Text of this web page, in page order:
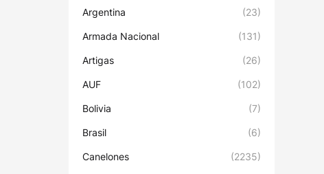
Argentina (23)
Armada Nacional (131)
Artigas (26)
AUF (102)
Bolivia (7)
Brasil (6)
Canelones (2235)